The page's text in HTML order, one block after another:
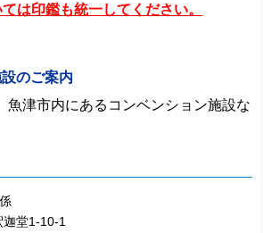
は印鑑も統一してください。
のご案内
魚津市内にあるコンベンション施設な
堂1-10-1